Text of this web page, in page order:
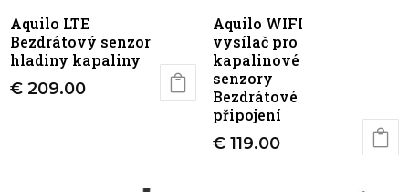
Aquilo LTE
Bezdrátový senzor
hladiny kapaliny
€ 209.00
Aquilo WIFI
vysílač pro
kapalinové
senzory
Bezdrátové
připojení
€119.00